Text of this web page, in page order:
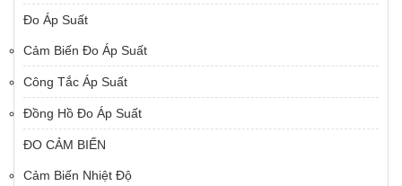
Đo Áp Suất
Cảm Biến Đo Áp Suất
Công Tắc Áp Suất
Đồng Hồ Đo Áp Suất
ĐO CẢM BIẾN
Cảm Biến Nhiệt Độ